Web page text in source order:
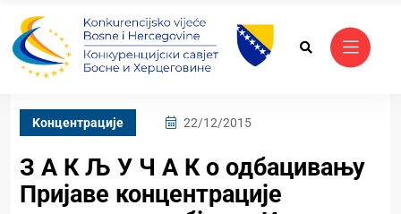
Kонцентрације 22/12/2015
З А К Љ У Ч А К о одбацивању
Пријаве концентрације